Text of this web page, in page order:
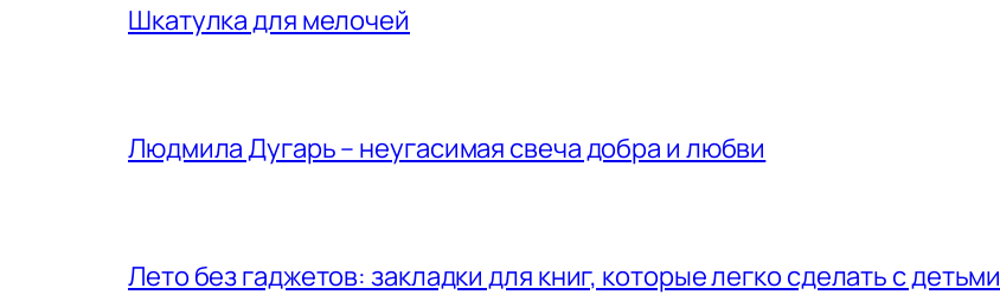
Шкатулка для мелочей
Людмила Дугарь – неугасимая свеча добра и любви
Лето без гаджетов: закладки для книг, которые легко сделать с детьми